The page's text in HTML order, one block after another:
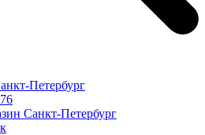
Петербург
Санкт-Петербург